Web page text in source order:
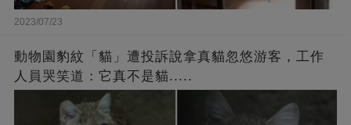
2023/07/23
動物園豹紋「貓」遭投訴說拿真貓忽悠游客，工作
人員哭笑道：它真不是貓.....